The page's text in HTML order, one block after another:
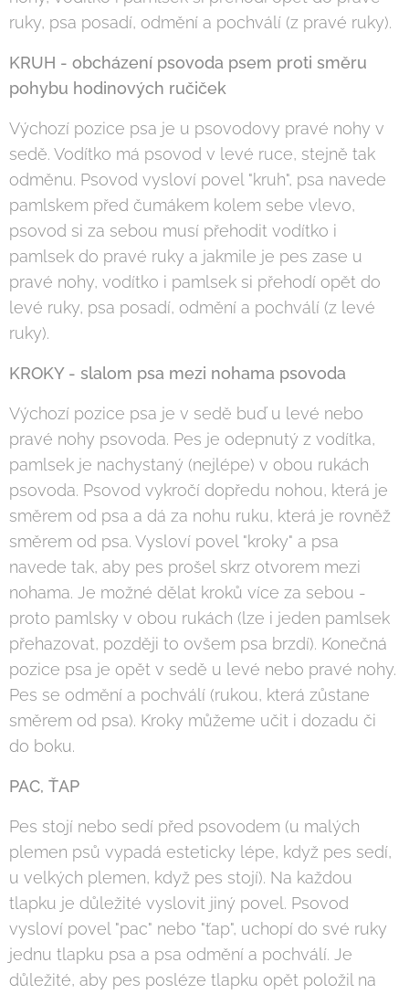
ruky, psa posadí, odmění a pochválí (z pravé ruky).
KRUH - obcházení psovoda psem proti směru
pohybu hodinových ručiček
Výchozí pozice psa je u psovodovy pravé nohy v
sedě. Vodítko má psovod v levé ruce, stejně tak
odměnu. Psovod vysloví povel "kruh", psa navede
pamlskem před čumákem kolem sebe vlevo,
psovod si za sebou musí přehodit vodítko i
pamlsek do pravé ruky a jakmile je pes zase u
pravé nohy, vodítko i pamlsek si přehodí opět do
levé ruky, psa posadí, odmění a pochválí (z levé
ruky).
KROKY - slalom psa mezi nohama psovoda
Výchozí pozice psa je v sedě buď u levé nebo
pravé nohy psovoda. Pes je odepnutý z vodítka,
pamlsek je nachystaný (nejlépe) v obou rukách
psovoda. Psovod vykročí dopředu nohou, která je
směrem od psa a dá za nohu ruku, která je rovněž
směrem od psa. Vysloví povel "kroky" a psa
navede tak, aby pes prošel skrz otvorem mezi
nohama. Je možné dělat kroků více za sebou -
proto pamlsky v obou rukách (lze i jeden pamlsek
přehazovat, později to ovšem psa brzdí). Konečná
pozice psa je opět v sedě u levé nebo pravé nohy.
Pes se odmění a pochválí (rukou, která zůstane
směrem od psa). Kroky můžeme učit i dozadu či
do boku.
PAC, ŤAP
Pes stojí nebo sedí před psovodem (u malých
plemen psů vypadá esteticky lépe, když pes sedí,
u velkých plemen, když pes stojí). Na každou
tlapku je důležité vyslovit jiný povel. Psovod
vysloví povel "pac" nebo "ťap", uchopí do své ruky
jednu tlapku psa a psa odmění a pochválí. Je
důležité, aby pes posléze tlapku opět položil na